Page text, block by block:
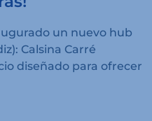
un nuevo hub
Calsina Carré
diseñado para ofrecer